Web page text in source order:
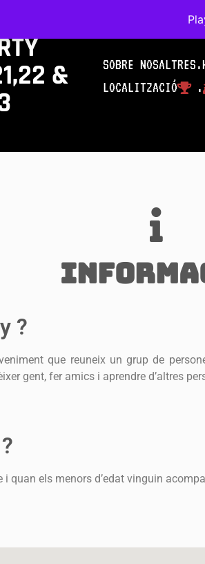
& SOBRE NOSALTRES.
LOCALITZACIÓ
.
?
que reuneix un grup de
gent, fer amics i aprendre d’altres
i quan els menors d’edat vinguin